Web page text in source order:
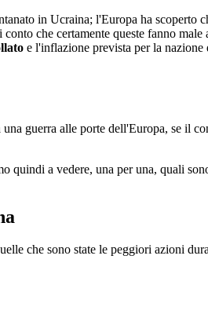
in Ucraina; l'Europa ha scoperto
conto che certamente queste fanno
e l'inflazione prevista per la
guerra alle porte dell'Europa, se il
quindi a vedere, una per una, quali
che sono state le peggiori azioni